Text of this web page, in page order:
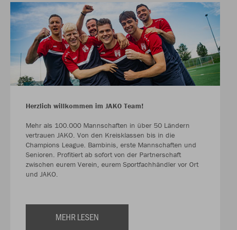
Herzlich willkommen im JAKO Team!
Mehr als 100.000 Mannschaften in über 50 Ländern
vertrauen JAKO. Von den Kreisklassen bis in die
Champions League. Bambinis, erste Mannschaften und
Senioren. Profitiert ab sofort von der Partnerschaft
zwischen eurem Verein, eurem Sportfachhändler vor Ort
und JAKO.
MEHR LESEN